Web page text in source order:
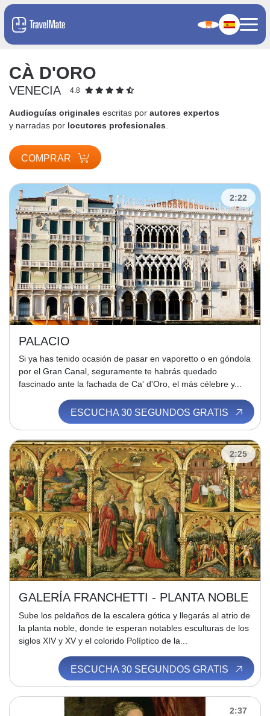
CÀ D'ORO
VENECIA 4.8
Audioguías originales escritas por autores expertos
y narradas por locutores profesionales
COMPRAR
2:22
PALACIO
Si ya has tenido ocasión de pasar en vaporetto o en góndola
por el Gran Canal, seguramente te habrás quedado
fascinado ante la fachada de Ca' d'Oro, el más célebre y...
ESCUCHA 30 SEGUNDOS GRATIS
2:25
GALERÍA FRANCHETTI - PLANTA NOBLE
Sube los peldaños de la escalera gótica y llegarás al atrio de
la planta noble, donde te esperan notables esculturas de los
siglos XIV y XV y el colorido Políptico de la...
ESCUCHA 30 SEGUNDOS GRATIS
2:37